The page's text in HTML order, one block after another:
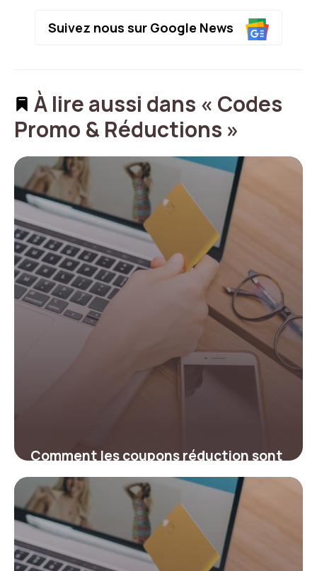
Suivez nous sur Google News
À lire aussi dans « Codes
Promo & Réductions »
Comment les coupons réduction sont
devenus indispensables en 2026 pour
économiser face à l’inflation
12 mars 2026